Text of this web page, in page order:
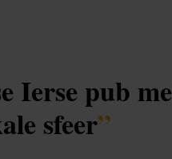
Ierse pub
sfeer”